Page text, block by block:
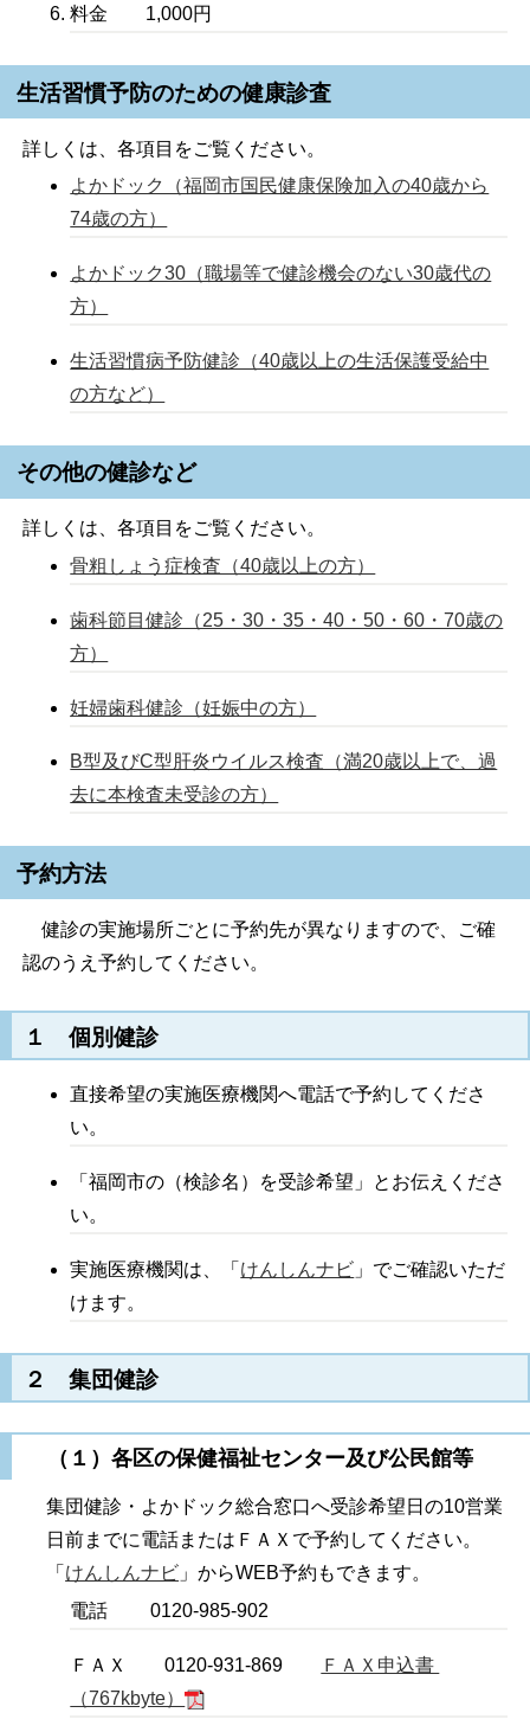
料金 1,000円
生活習慣予防のための健康診査
詳しくは、各項目をご覧ください。
よかドック（福岡市国民健康保険加入の40歳から
74歳の方）
よかドック30（職場等で健診機会のない30歳代の
方）
生活習慣病予防健診（40歳以上の生活保護受給中
の方など）
その他の健診など
詳しくは、各項目をご覧ください。
骨粗しょう症検査（40歳以上の方）
歯科節目健診（25・30・35・40・50・60・70歳の
方）
妊婦歯科健診（妊娠中の方）
B型及びC型肝炎ウイルス検査（満20歳以上で、過
去に本検査未受診の方）
予約方法
健診の実施場所ごとに予約先が異なりますので、ご確
認のうえ予約してください。
１ 個別健診
直接希望の実施医療機関へ電話で予約してくださ
い。
「福岡市の（検診名）を受診希望」とお伝えくださ
い。
実施医療機関は、「 けんしんナビ 」でご確認いただ
けます。
２ 集団健診
（１）各区の保健福祉センター及び公民館等
集団健診・よかドック総合窓口へ受診希望日の10営業
日前までに電話またはＦＡＸで予約してください。
「 けんしんナビ 」からWEB予約もできます。
電話 0120-985-902
ＦＡＸ 0120-931-869
ＦＡＸ申込書
（767kbyte）